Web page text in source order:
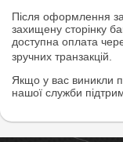
Після оформлення
захищену сторінку
доступна оплата
зручних транзакцій.
Якщо у вас виникли
нашої служби